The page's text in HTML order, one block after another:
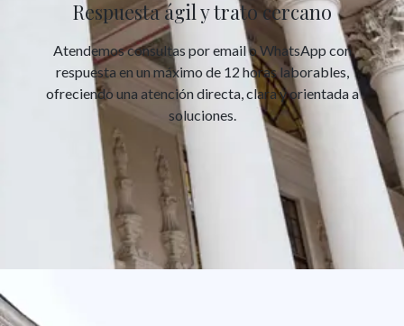
Respuesta ágil y trato cercano
Atendemos consultas por email o WhatsApp con
respuesta en un máximo de 12 horas laborables,
ofreciendo una atención directa, clara y orientada a
soluciones.